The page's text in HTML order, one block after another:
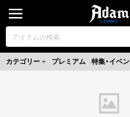
カテゴリー プレミアム 特集・イベ